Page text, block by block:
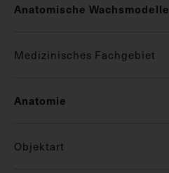
Anatomische Wachsmodelle
Medizinisches Fachgebiet
Anatomie
Objektart